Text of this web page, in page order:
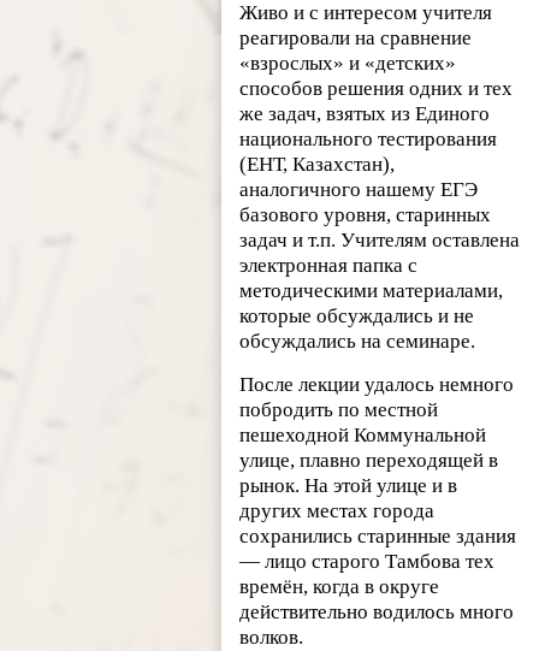
Живо и с интересом учителя
реагировали на сравнение
«взрослых» и «детских»
способов решения одних и тех
же задач, взятых из Единого
национального тестирования
(ЕНТ, Казахстан),
аналогичного нашему ЕГЭ
базового уровня, старинных
задач и т.п. Учителям оставлена
электронная папка с
методическими материалами,
которые обсуждались и не
обсуждались на семинаре.
После лекции удалось немного
побродить по местной
пешеходной Коммунальной
улице, плавно переходящей в
рынок. На этой улице и в
других местах города
сохранились старинные здания
— лицо старого Тамбова тех
времён, когда в округе
действительно водилось много
волков.